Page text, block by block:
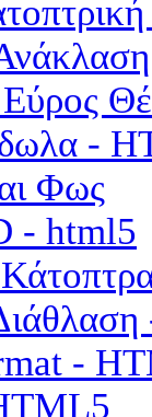
-
Φως
- html5
-